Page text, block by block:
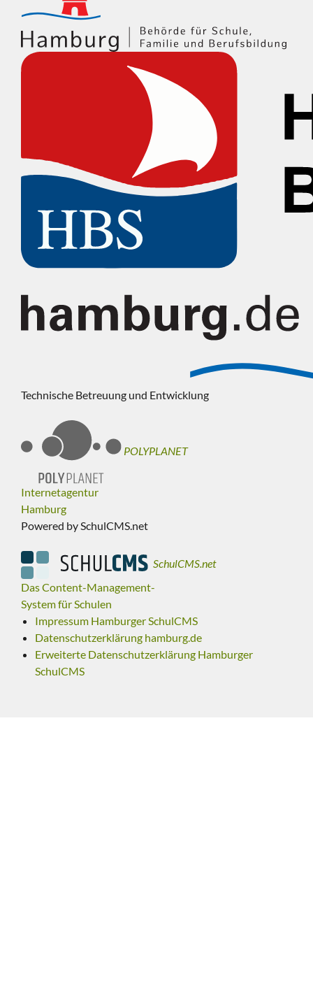
Technische Betreuung und Entwicklung
POLYPLANET
Internetagentur
Hamburg
Powered by SchulCMS.net
SchulCMS.net
Das Content-Management-
System für Schulen
Impressum Hamburger SchulCMS
Datenschutzerklärung hamburg.de
Erweiterte Datenschutzerklärung Hamburger
SchulCMS